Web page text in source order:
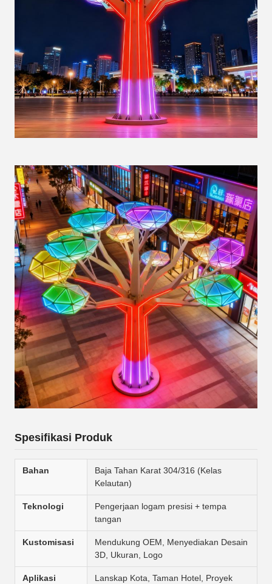
Spesifikasi Produk
Bahan
Baja Tahan Karat 304/316 (Kelas
Kelautan)
Teknologi
Pengerjaan logam presisi + tempa
tangan
Kustomisasi
Mendukung OEM, Menyediakan Desain
3D, Ukuran, Logo
Aplikasi
Lanskap Kota, Taman Hotel, Proyek